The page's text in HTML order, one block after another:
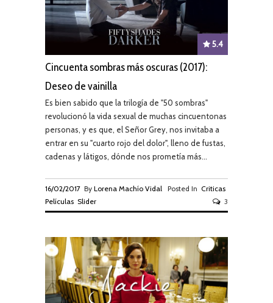
5.4
Cincuenta sombras más oscuras (2017):
Deseo de vainilla
Es bien sabido que la trilogía de "50 sombras"
revolucionó la vida sexual de muchas cincuentonas
personas, y es que, el Señor Grey, nos invitaba a
entrar en su "cuarto rojo del dolor", lleno de fustas,
cadenas y látigos, dónde nos prometía más...
16/02/2017 By Lorena Machío Vidal Posted In Criticas
Películas Slider 3